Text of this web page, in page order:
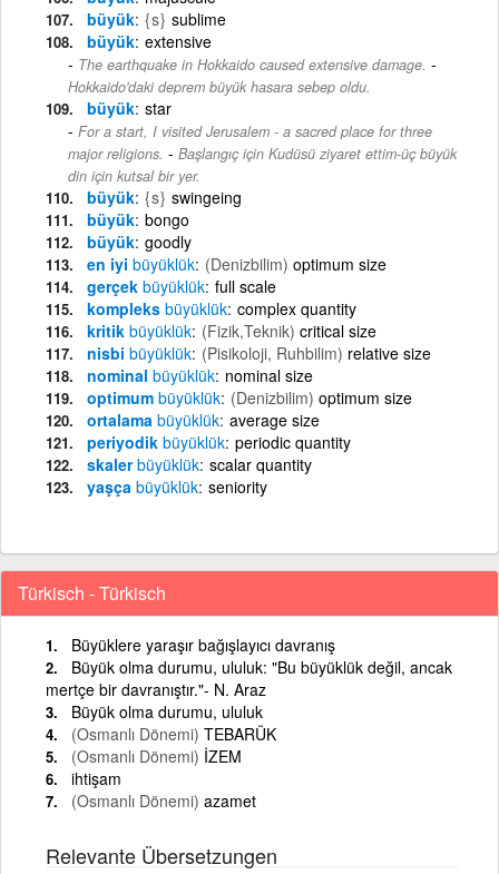
büyük {s} sublime
büyük extensive
The earthquake in Hokkaido caused extensive damage. -
Hokkaido'daki deprem büyük hasara sebep oldu.
büyük star
For a start, I visited Jerusalem - a sacred place for three
major religions. - Başlangıç için Kudüsü ziyaret ettim-üç büyük
din için kutsal bir yer.
büyük {s} swingeing
büyük bongo
büyük goodly
en iyi büyüklük (Denizbilim) optimum size
gerçek büyüklük full scale
kompleks büyüklük complex quantity
kritik büyüklük (Fizik,Teknik) critical size
nisbi büyüklük (Pisikoloji, Ruhbilim) relative size
nominal büyüklük nominal size
optimum büyüklük (Denizbilim) optimum size
ortalama büyüklük average size
periyodik büyüklük periodic quantity
skalerbüyüklük scalar quantity
yaşça büyüklük seniority
Türkisch - Türkisch
Büyüklere yaraşır bağışlayıcı davranış
Büyük olma durumu, ululuk: "Bu büyüklük değil, ancak
mertçe bir davranıştır."- N. Araz
Büyük olma durumu, ululuk
(Osmanlı Dönemi) TEBARÜK
(Osmanlı Dönemi) İZEM
ihtişam
(Osmanlı Dönemi) azamet
Relevante Übersetzungen